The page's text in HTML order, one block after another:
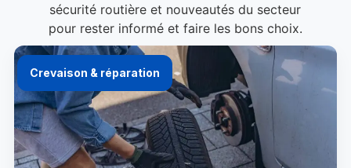
sécurité routière et nouveautés du secteur
pour rester informé et faire les bons choix.
Crevaison & réparation